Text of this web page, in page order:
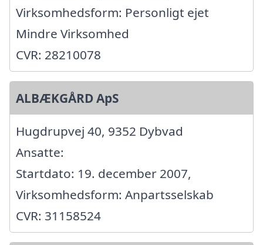
Virksomhedsform: Personligt ejet
Mindre Virksomhed
CVR: 28210078
ALBÆKGÅRD ApS
Hugdrupvej 40, 9352 Dybvad
Ansatte:
Startdato: 19. december 2007,
Virksomhedsform: Anpartsselskab
CVR: 31158524